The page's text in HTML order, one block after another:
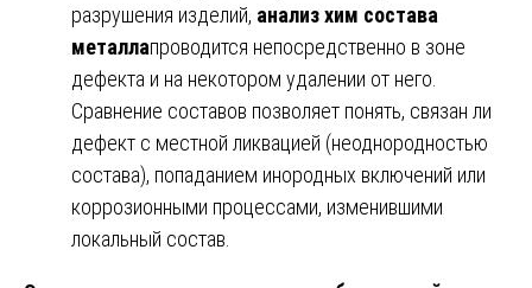
разрушения изделий, анализ хим состава
металлапроводится непосредственно в зоне
дефекта и на некотором удалении от него.
Сравнение составов позволяет понять, связан ли
дефект с местной ликвацией (неоднородностью
состава), попаданием инородных включений или
коррозионными процессами, изменившими
локальный состав.